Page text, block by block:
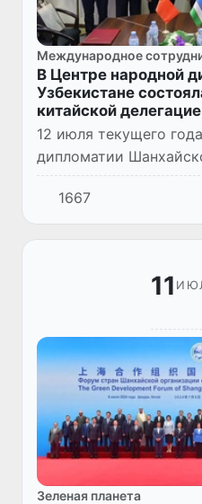
Международное
В Центре народной
Узбекистане
китайской
12 июля текущего
дипломатии
сотрудничества в
встреча с членами
директором Комитета
1667
11
Зеленая планета